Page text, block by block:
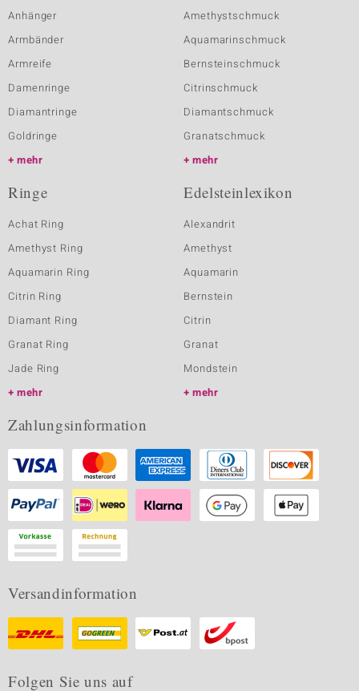
Anhänger
Armbänder
Armreife
Damenringe
Diamantringe
Goldringe
mehr
Amethystschmuck
Aquamarinschmuck
Bernsteinschmuck
Citrinschmuck
Diamantschmuck
Granatschmuck
mehr
Ringe
Achat Ring
Amethyst Ring
Aquamarin Ring
Citrin Ring
Diamant Ring
Granat Ring
Jade Ring
mehr
Edelsteinlexikon
Alexandrit
Amethyst
Aquamarin
Bernstein
Citrin
Granat
Mondstein
mehr
Zahlungsinformation
Versandinformation
Folgen Sie uns auf